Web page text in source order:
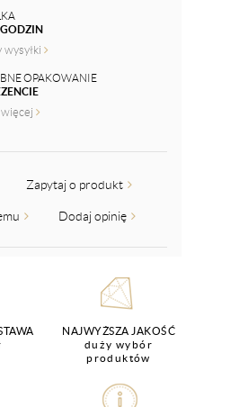
wysyłki
OPAKOWANIE
Zapytaj o produkt
Dodaj opinię
NAJWYŻSZA JAKOŚĆ
duży wybór
produktów